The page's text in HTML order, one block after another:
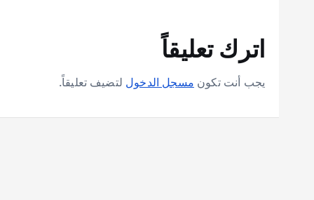
اترك تعليقاً
يجب أنت تكون مسجل الدخول لتضيف تعليقاً.